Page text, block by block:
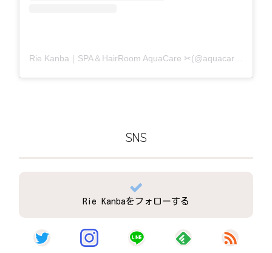
SNS
Rie Kanbaをフォローする